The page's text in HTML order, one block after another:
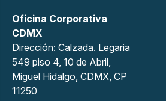
Oficina Corporativa
CDMX
Dirección: Calzada. Legaria
549 piso 4, 10 de Abril,
Miguel Hidalgo, CDMX, CP
11250